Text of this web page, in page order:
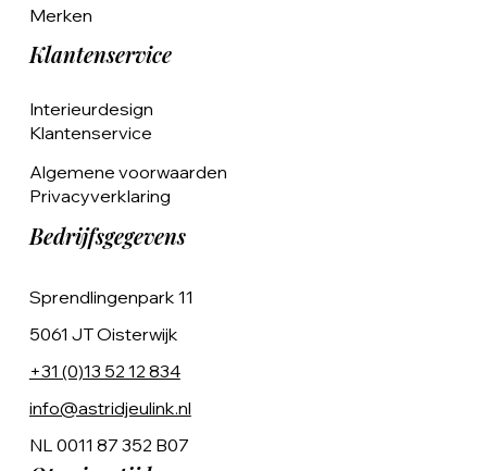
Merken
Klantenservice
Interieurdesign
Klantenservice
Algemene voorwaarden
Privacyverklaring
Bedrijfsgegevens
Sprendlingenpark 11
5061 JT Oisterwijk
+31 (0)13 52 12 834
info@astridjeulink.nl
NL 0011 87 352 B07